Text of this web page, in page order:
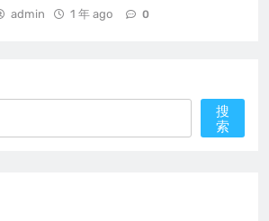
admin 1 年 ago 0
搜
索